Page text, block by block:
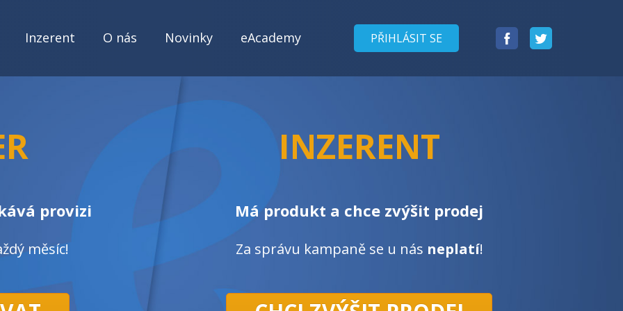
Inzerent O nás Novinky eAcademy PŘIHLÁSIT SE FacebookTwitter
provizi
měsíc!
INZERENT
Má produkt a chce zvýšit prodej
Za správu kampaně se u nás neplatí!